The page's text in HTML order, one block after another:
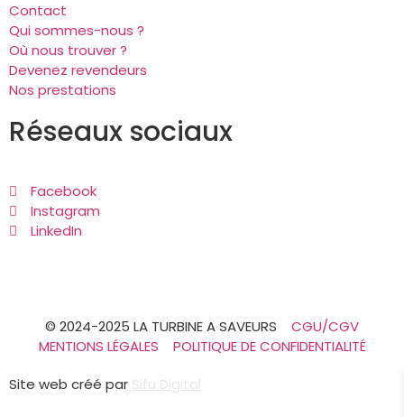
Contact
Qui sommes-nous ?
Où nous trouver ?
Devenez revendeurs
Nos prestations
Réseaux sociaux
Facebook
Instagram
LinkedIn
© 2024-2025 LA TURBINE A SAVEURS
CGU/CGV
MENTIONS LÉGALES
POLITIQUE DE CONFIDENTIALITÉ
Site web créé par